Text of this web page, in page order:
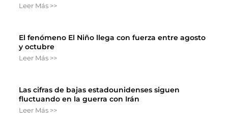
Leer Más >>
El fenómeno El Niño llega con fuerza entre agosto
y octubre
Leer Más >>
Las cifras de bajas estadounidenses siguen
fluctuando en la guerra con Irán
Leer Más >>